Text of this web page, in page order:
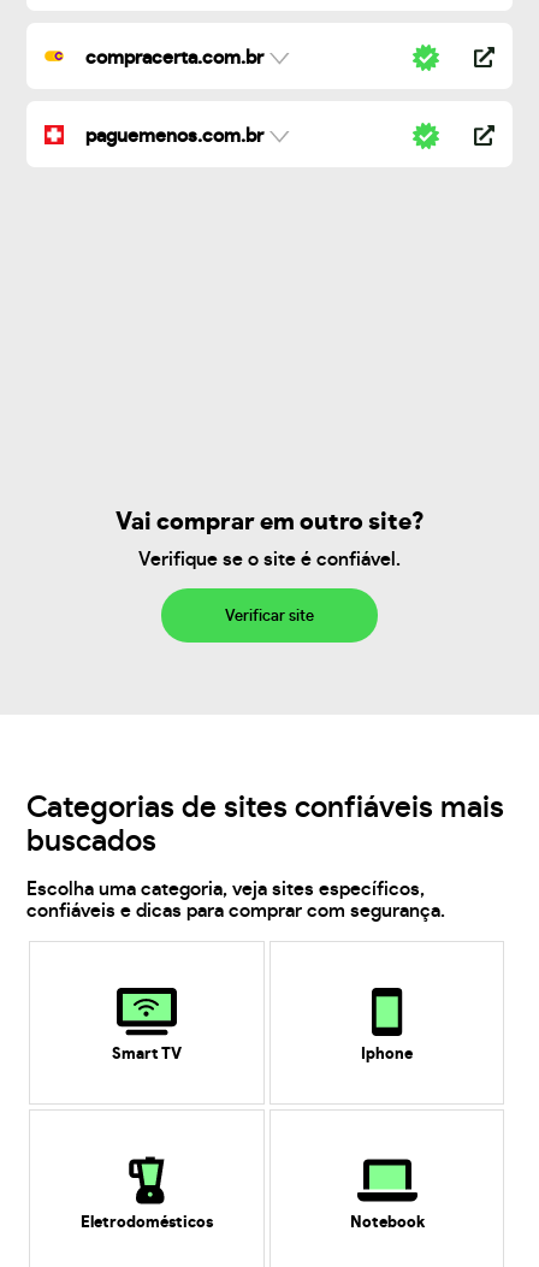
compracerta.com.br
paguemenos.com.br
Vai comprar em outro site?
Verifique se o site é confiável.
Verificar site
Categorias de sites confiáveis mais
buscados
Escolha uma categoria, veja sites específicos,
confiáveis e dicas para comprar com segurança.
Smart TV Iphone
Eletrodomésticos Notebook